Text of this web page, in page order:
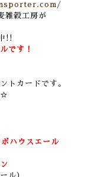
雑穀工房が
!!
です！
トカードです。
☆
ハウスエール